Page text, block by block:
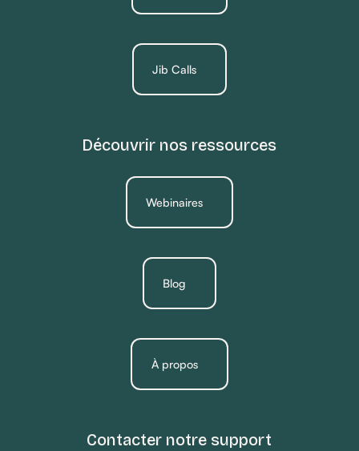
Jib Calls
Découvrir nos ressources
Webinaires
Blog
À propos
Contacter notre support